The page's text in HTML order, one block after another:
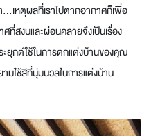
เหตุผลที่เราไปตากอากาศก็เพื่อ
ที่สงบและผ่อนคลายจึงเป็นเรื่อง
กต์ใช้ในการตกแต่งบ้านของคุณ
มใช้สีที่นุ่มนวลในการแต่งบ้าน